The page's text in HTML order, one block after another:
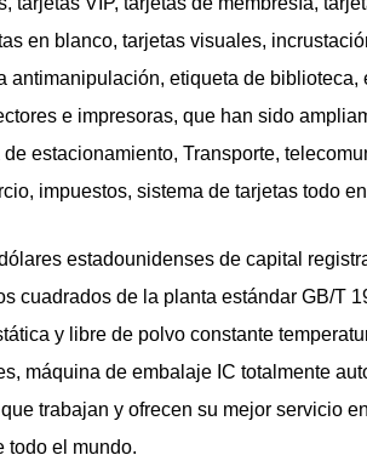
en blanco, tarjetas visuales,
antimanipulación, etiqueta de
e impresoras, que han sido
estacionamiento, Transporte,
impuestos, sistema de tarjetas todo
estadounidenses de capital
cuadrados de la planta estándar GB/T
y libre de polvo constante
máquina de embalaje IC totalmente
trabajan y ofrecen su mejor servicio
todo el mundo.